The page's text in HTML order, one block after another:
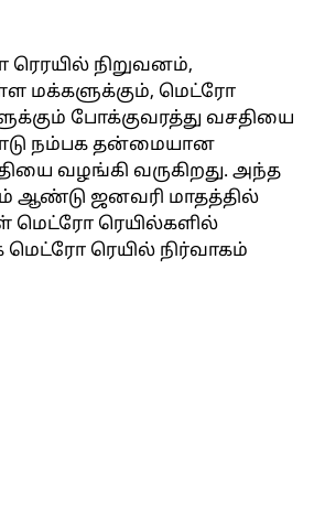
நிறுவனம்,
மக்களுக்கும், மெட்ரோ
போக்குவரத்து வசதியை
நம்பக தன்மையான
வழங்கி வருகிறது. அந்த
ஆண்டு ஜனவரி மாதத்தில்
மெட்ரோ ரெயில்களில்
ரெயில் நிர்வாகம்